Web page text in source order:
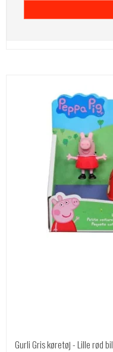
Gurli Gris køretøj - Lille rød bil